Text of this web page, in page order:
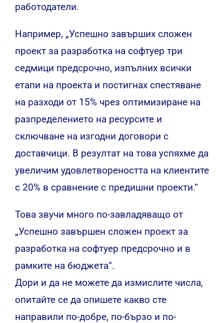
работодатели.
Например, „Успешно завърших сложен
проект за разработка на софтуер три
седмици предсрочно, изпълних всички
етапи на проекта и постигнах спестяване
на разходи от 15% чрез оптимизиране на
разпределението на ресурсите и
сключване на изгодни договори с
доставчици. В резултат на това успяхме да
увеличим удовлетвореността на клиентите
с 20% в сравнение с предишни проекти.“
Това звучи много по-завладяващо от
„Успешно завършен сложен проект за
разработка на софтуер предсрочно и в
рамките на бюджета“.
Дори и да не можете да измислите числа,
опитайте се да опишете какво сте
направили по-добре, по-бързо и по-